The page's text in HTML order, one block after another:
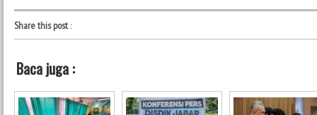
Share this post:
Baca juga :